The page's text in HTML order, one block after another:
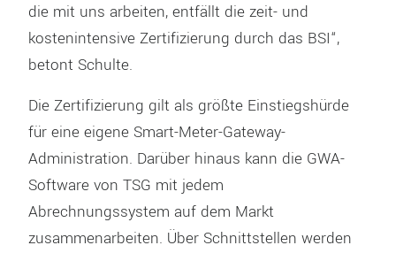
die mit uns arbeiten, entfällt die zeit- und
kostenintensive Zertifizierung durch das BSI“,
betont Schulte.
Die Zertifizierung gilt als größte Einstiegshürde
für eine eigene Smart-Meter-Gateway-
Administration. Darüber hinaus kann die GWA-
Software von TSG mit jedem
Abrechnungssystem auf dem Markt
zusammenarbeiten. Über Schnittstellen werden